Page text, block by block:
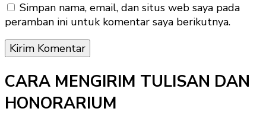
Simpan nama, email, dan situs web saya pada
peramban ini untuk komentar saya berikutnya.
CARA MENGIRIM TULISAN DAN
HONORARIUM